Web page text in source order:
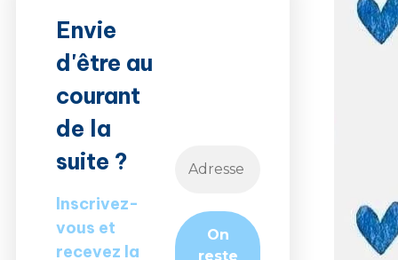
Envie
d'être au
courant
de la
suite ?
Inscrivez-
vous et
recevez la